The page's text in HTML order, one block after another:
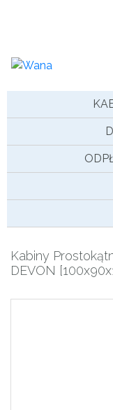
Kabiny
DEVON